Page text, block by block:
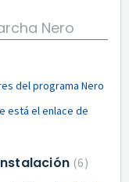
Nero
del programa Nero
está el enlace de
6